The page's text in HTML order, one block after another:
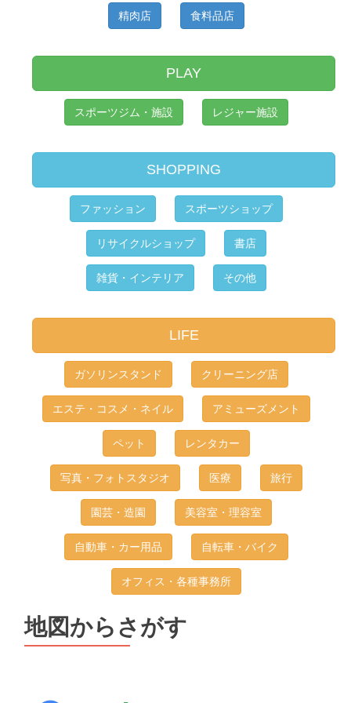
精肉店 食料品店
PLAY
スポーツジム・施設 レジャー施設
SHOPPING
ファッション スポーツショップ
リサイクルショップ 書店
雑貨・インテリア その他
LIFE
ガソリンスタンド クリーニング店
エステ・コスメ・ネイル アミューズメント
ペット レンタカー
写真・フォトスタジオ 医療 旅行
園芸・造園 美容室・理容室
自動車・カー用品 自転車・バイク
オフィス・各種事務所
地図からさがす